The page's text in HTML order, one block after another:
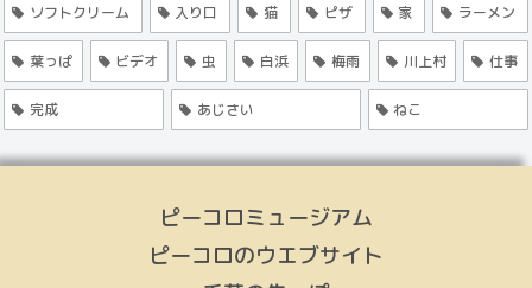
ソフトクリーム 入り口 猫 ピザ 家 ラーメン
葉っぱ ビデオ 虫 白浜 梅雨 川上村 仕事
完成 あじさい ねこ
ピーコロミュージアム
ピーコロのウエブサイト